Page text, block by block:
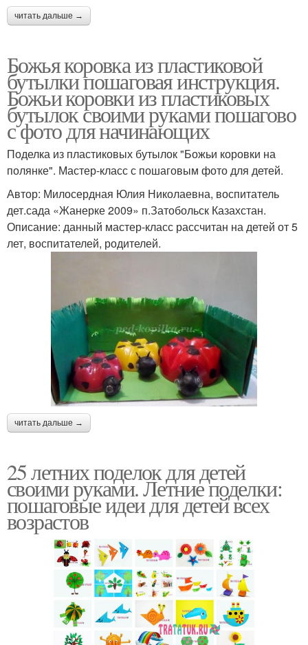
читать дальше →
Божья коровка из пластиковой
бутылки пошаговая инструкция.
Божьи коровки из пластиковых
бутылок своими руками пошагово
с фото для начинающих
Поделка из пластиковых бутылок "Божьи коровки на
полянке". Мастер-класс с пошаговым фото для детей.
Автор: Милосердная Юлия Николаевна, воспитатель
дет.сада «Жанерке 2009» п.Затобольск Казахстан.
Описание: данный мастер-класс рассчитан на детей от 5
лет, воспитателей, родителей.
читать дальше →
25 летних поделок для детей
своими руками. Летние поделки:
пошаговые идеи для детей всех
возрастов